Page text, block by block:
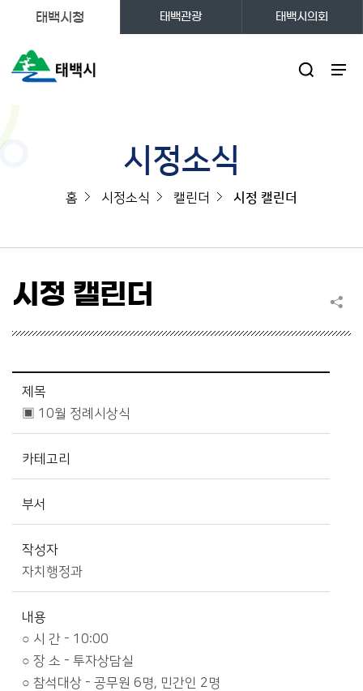
태백시청 태백관광 태백시의회
시정소식
홈 시정소식 캘린더 시정 캘린더
시정 캘린더
제목
▣ 10월 정례시상식
카테고리
부서
작성자
자치행정과
내용
○ 시 간 - 10:00
○ 장 소 - 투자상담실
○ 참석대상 - 공무원 6명, 민간인 2명